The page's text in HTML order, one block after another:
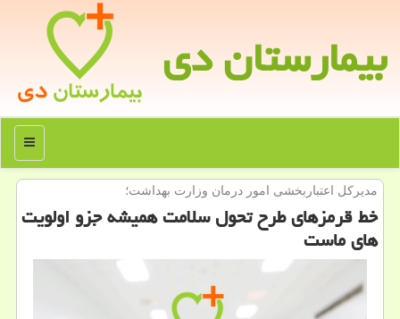
بیمارستان دی
منو
مدیركل اعتباربخشی امور درمان وزارت بهداشت؛
خط قرمزهای طرح تحول سلامت همیشه جزو اولویت
های ماست